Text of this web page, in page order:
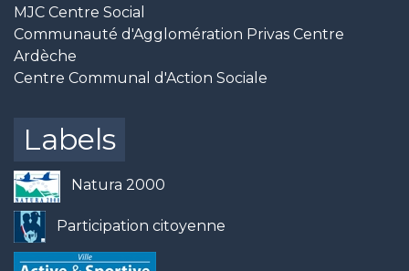
MJC Centre Social
Communauté d'Agglomération Privas Centre
Ardèche
Centre Communal d'Action Sociale
Labels
Natura 2000
Participation citoyenne